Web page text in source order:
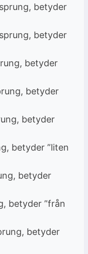
betyder
betyder
betyder
betyder
betyder
betyder ”liten
betyder
betyder ”från
betyder